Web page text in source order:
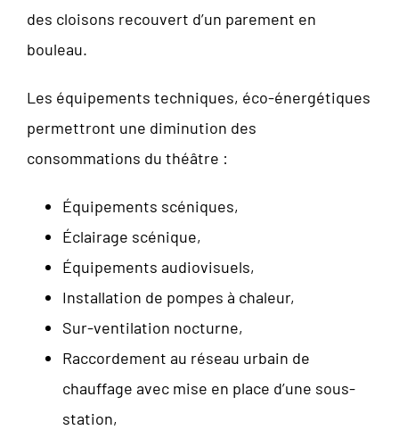
des cloisons recouvert d’un parement en
bouleau.
Les équipements techniques, éco-énergétiques
permettront une diminution des
consommations du théâtre :
Équipements scéniques,
Éclairage scénique,
Équipements audiovisuels,
Installation de pompes à chaleur,
Sur-ventilation nocturne,
Raccordement au réseau urbain de
chauffage avec mise en place d’une sous-
station,